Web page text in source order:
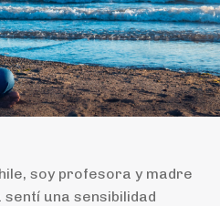
soy profesora y madre
una sensibilidad